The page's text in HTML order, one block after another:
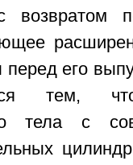
возвратом
перед его
тем, что
тела с